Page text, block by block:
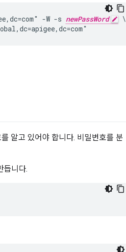
-W -s newPassWord
\
알고 있어야 합니다. 비밀번호를 분
듭니다.